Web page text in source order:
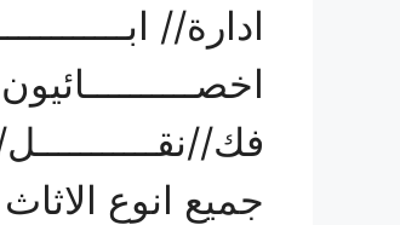
ادارة//
اخصــــــــــائيون
فك//
جميع انوع